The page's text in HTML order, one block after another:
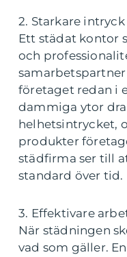
2. Starkare
Ett städat kontor
och
företaget redan i
dammiga ytor
helhetsintrycket,
produkter
städfirma ser till
standard över tid.
3. Effektivare
När städningen
vad som gäller.